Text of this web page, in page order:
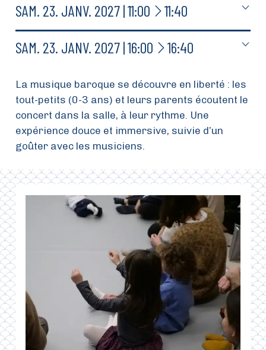
SAM. 23. JANV. 2027 11:00 À11:40
SAM. 23. JANV. 2027 16:00 À16:40
La musique baroque se découvre en liberté : les
tout-petits (0-3 ans) et leurs parents écoutent le
concert dans la salle, à leur rythme. Une
expérience douce et immersive, suivie d’un
goûter avec les musiciens.